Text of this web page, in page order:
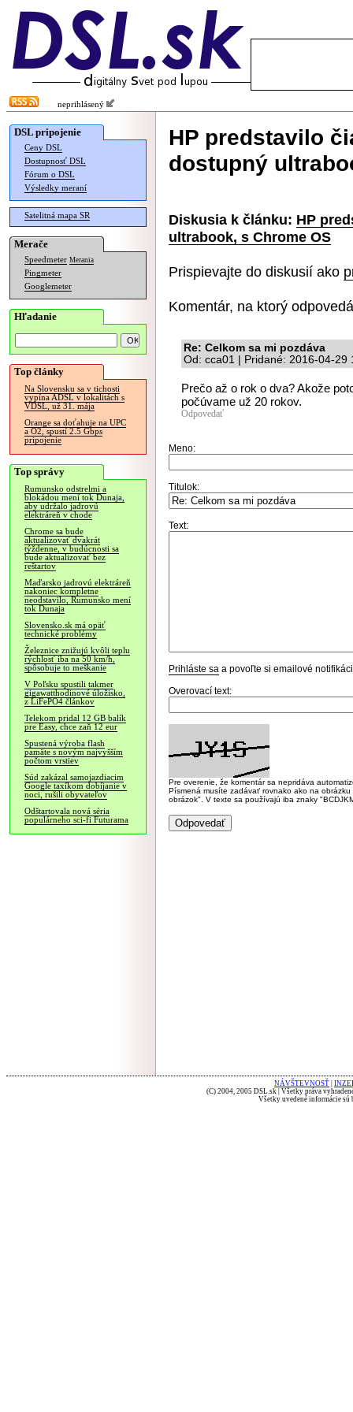
neprihlásený
DSL pripojenie
Ceny DSL
Dostupnosť DSL
Fórum o DSL
Výsledky meraní
Satelitná mapa SR
Merače
Speedmeter Merania
Pingmeter
Googlemeter
Hľadanie
Top články
Na Slovensku sa v tichosti
vypína ADSL v lokalitách s
VDSL, už 31. mája
Orange sa doťahuje na UPC
a O2, spustí 2.5 Gbps
pripojenie
Top správy
Rumunsko odstrelmi a
blokádou mení tok Dunaja,
aby udržalo jadrovú
elektráreň v chode
Chrome sa bude
aktualizovať dvakrát
týždenne, v budúcnosti sa
bude aktualizovať bez
reštartov
Maďarsko jadrovú elektráreň
nakoniec kompletne
neodstavilo, Rumunsko mení
tok Dunaja
Slovensko.sk má opäť
technické problémy
Železnice znižujú kvôli teplu
rýchlosť iba na 50 km/h,
spôsobuje to meškanie
V Poľsku spustili takmer
gigawatthodinové úložisko,
z LiFePO4 článkov
Telekom pridal 12 GB balík
pre Easy, chce zaň 12 eur
Spustená výroba flash
pamäte s novým najvyšším
počtom vrstiev
Súd zakázal samojazdiacim
Google taxíkom dobíjanie v
noci, rušili obyvateľov
Odštartovala nová séria
populárneho sci-fi Futurama
HP predstavilo
dostupný
Diskusia k článku: HP
ultrabook, s Chrome OS
Prispievajte do diskusií ako
Komentár, na ktorý
Re: Celkom sa mi pozdáva
Od: cca01 | Pridané: 2016-04-29
Prečo až o rok o dva? Akože
počúvame už 20 rokov.
Odpovedať
Meno:
Titulok:
Text:
Prihláste sa a povoľte si emailové
Overovací text:
Pre overenie, že komentár sa nepridáva
Písmená musíte zadávať rovnako ako na
obrázok". V texte sa používajú iba znaky
NÁVŠTEVNOSŤ
(C) 2004, 2005 DSL.sk | Všetky práva
Všetky uvedené informácie sú